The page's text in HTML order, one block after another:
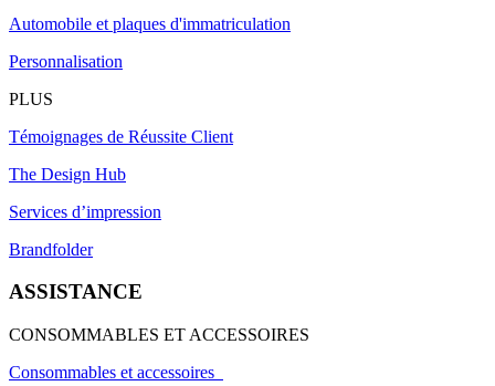
Automobile et plaques d'immatriculation
Personnalisation
PLUS
Témoignages de Réussite Client
The Design Hub
Services d’impression
Brandfolder
ASSISTANCE
CONSOMMABLES ET ACCESSOIRES
Consommables et accessoires